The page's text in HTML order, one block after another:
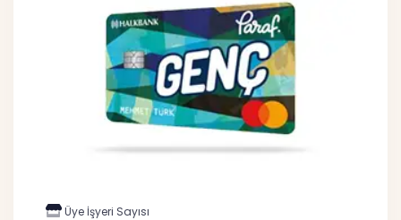
Üye İşyeri Sayısı